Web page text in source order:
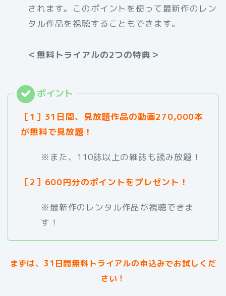
されます。このポイントを使って最新作のレン
タル作品を視聴することもできます。
＜無料トライアルの2つの特典＞
［1］31日間、見放題作品の動画270,000本
が無料で見放題！
※また、110誌以上の雑誌も読み放題！
［2］600円分のポイントをプレゼント！
※最新作のレンタル作品が視聴できま
す！
まずは、31日間無料トライアルの申込みでお試しくだ
さい！